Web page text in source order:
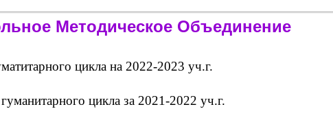
Методическое Объединение
цикла на 2022-2023 уч.г.
цикла за 2021-2022 уч.г.